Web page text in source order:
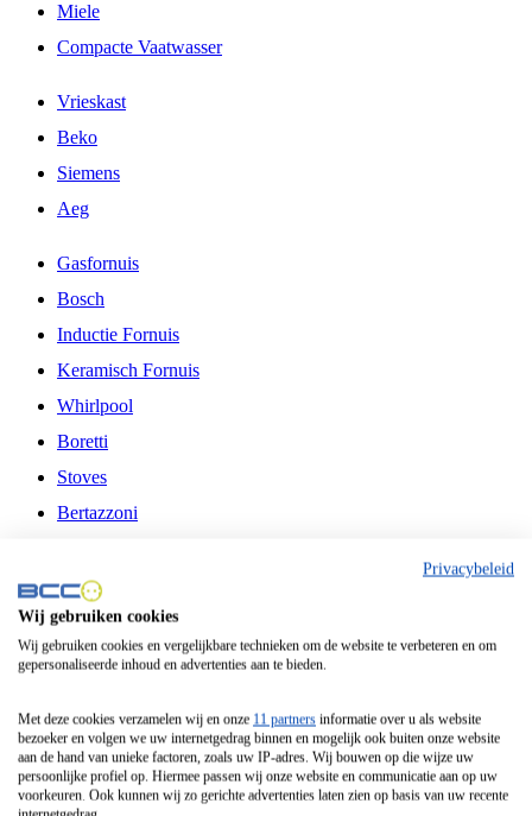
Miele
Compacte Vaatwasser
Vrieskast
Beko
Siemens
Aeg
Gasfornuis
Bosch
Inductie Fornuis
Keramisch Fornuis
Whirlpool
Boretti
Stoves
Bertazzoni
Fitelli
Airfryer
Frituurpan
Contactgrill
Broodbakmachine
Broodrooster
Privacybeleid
Wij gebruiken cookies
Wij gebruiken cookies en vergelijkbare technieken om de website te verbeteren en om
gepersonaliseerde inhoud en advertenties aan te bieden.
Met deze cookies verzamelen wij en onze 11 partners informatie over u als website
bezoeker en volgen we uw internetgedrag binnen en mogelijk ook buiten onze website
aan de hand van unieke factoren, zoals uw IP-adres. Wij bouwen op die wijze uw
persoonlijke profiel op. Hiermee passen wij onze website en communicatie aan op uw
voorkeuren. Ook kunnen wij zo gerichte advertenties laten zien op basis van uw recente